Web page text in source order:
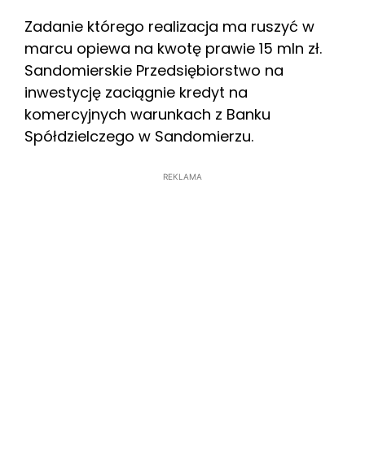
Zadanie którego realizacja ma ruszyć w
marcu opiewa na kwotę prawie 15 mln zł.
Sandomierskie Przedsiębiorstwo na
inwestycję zaciągnie kredyt na
komercyjnych warunkach z Banku
Spółdzielczego w Sandomierzu.
REKLAMA